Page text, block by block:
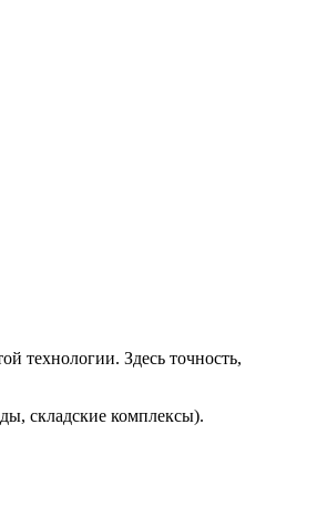
технологии. Здесь точность,
складские комплексы).